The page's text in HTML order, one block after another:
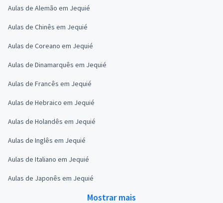
Aulas de Alemão em Jequié
Aulas de Chinês em Jequié
Aulas de Coreano em Jequié
Aulas de Dinamarquês em Jequié
Aulas de Francês em Jequié
Aulas de Hebraico em Jequié
Aulas de Holandês em Jequié
Aulas de Inglês em Jequié
Aulas de Italiano em Jequié
Aulas de Japonês em Jequié
Mostrar mais